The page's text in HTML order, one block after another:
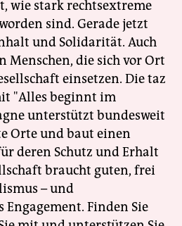
wie stark rechtsextreme
sind. Gerade jetzt
und Solidarität. Auch
Menschen, die sich vor Ort
einsetzen. Die taz
"Alles beginnt im
unterstützt bundesweit
Orte und baut einen
deren Schutz und Erhalt
braucht guten, frei
– und
Finden Sie